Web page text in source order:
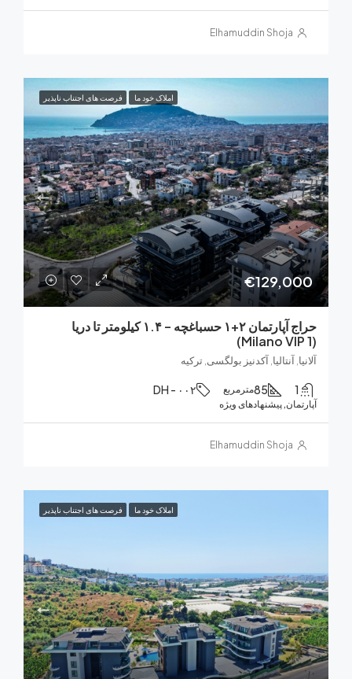
Elhamuddin Shoja
فرصت های اجتناب ناپذیر
حراج آپارتمان ۲+۱ حسباغچه – ۱.۴ کیلومتر تا دریا
آنتالیا, آکدنیز بولگسی, ترکیه
85مترمربع DH - ۰۰۲
پیشنهادهای ویژه
Elhamuddin Shoja
فرصت های اجتناب ناپذیر